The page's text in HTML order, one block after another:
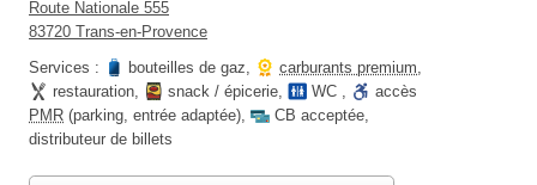
Route Nationale 555
83720 Trans-en-Provence
Services :
bouteilles de gaz, carburants premium,
restauration, snack / épicerie, WC ,
accès
PMR (parking, entrée adaptée), CB acceptée,
distributeur de billets